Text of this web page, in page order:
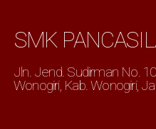
SMK
Jln. Jend. Sudirman No.
Wonogiri, Kab. Wonogiri,